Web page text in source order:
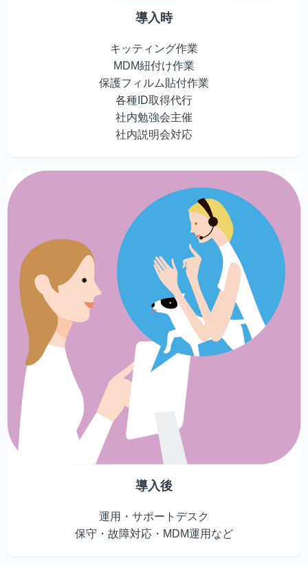
導入時
キッティング作業
MDM紐付け作業
保護フィルム貼付作業
各種ID取得代行
社内勉強会主催
社内説明会対応
導入後
運用・サポートデスク
保守・故障対応・MDM運用など